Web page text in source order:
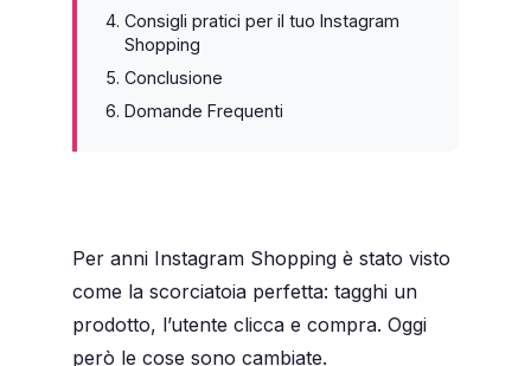
Consigli pratici per il tuo Instagram
Shopping
Conclusione
Domande Frequenti
Per anni Instagram Shopping è stato visto
come la scorciatoia perfetta: tagghi un
prodotto, l’utente clicca e compra. Oggi
però le cose sono cambiate.